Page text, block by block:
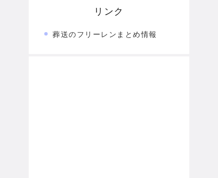
リンク
葬送のフリーレンまとめ情報